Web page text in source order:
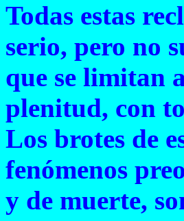
Todas estas
serio, pero no
que se limitan
plenitud, con
Los brotes de
fenómenos
y de muerte,